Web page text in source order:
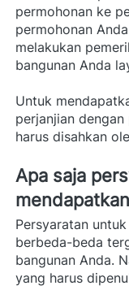
permohonan ke
permohonan
melakukan
bangunan Anda
Untuk
perjanjian
harus disahkan
Apa saja
Persyaratan
berbeda-beda
bangunan Anda.
yang harus